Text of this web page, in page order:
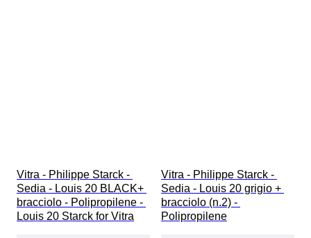
Vitra - Philippe Starck -
Sedia - Louis 20 BLACK+
bracciolo - Polipropilene -
Louis 20 Starck for Vitra
Vitra - Philippe Starck -
Sedia - Louis 20 grigio +
bracciolo (n.2) -
Polipropilene